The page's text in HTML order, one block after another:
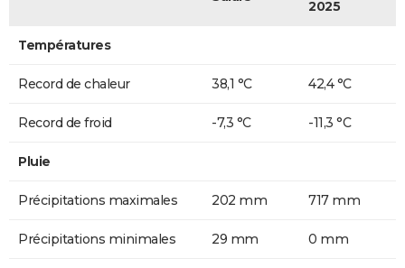
2025
Températures
Record de chaleur 38,1 °C 42,4 °C
Record de froid -7,3 °C -11,3 °C
Pluie
Précipitations maximales 202 mm 717 mm
Précipitations minimales 29 mm 0 mm